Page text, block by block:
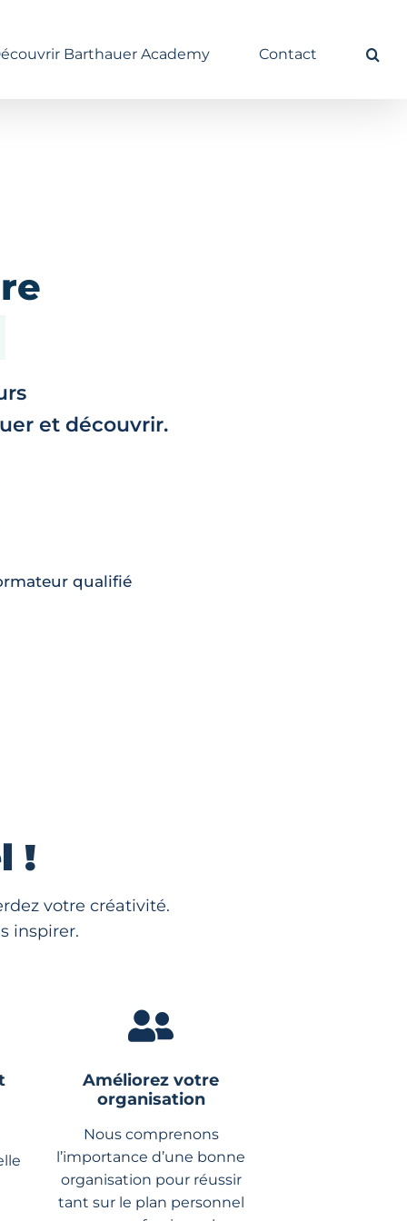
Barthauer Academy Contact
et découvrir.
qualifié
!
votre créativité.
inspirer.
Améliorez votre
organisation
Nous comprenons
l’importance d’une bonne
organisation pour réussir
tant sur le plan personnel